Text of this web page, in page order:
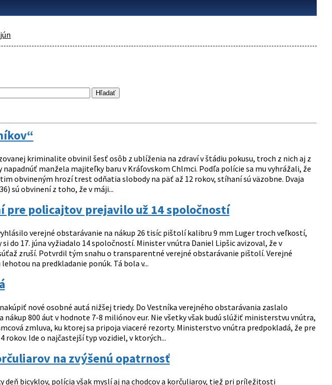
jún
kriminalite obvinil šesť osôb z ublíženia na zdraví v štádiu pokusu, troch z nich aj z
manžela majiteľky baru v Kráľovskom Chlmci. Podľa polície sa mu vyhrážali, že
obvineným hrozí trest odňatia slobody na päť až 12 rokov, stíhaní sú väzobne. Dvaja
sú obvinení z toho, že v máji...
pre policajtov prejavilo už 14 spoločností
verejné obstarávanie na nákup 26 tisíc pištolí kalibru 9 mm Luger troch veľkostí,
do 17. júna vyžiadalo 14 spoločností. Minister vnútra Daniel Lipšic avizoval, že v
zruší. Potvrdil tým snahu o transparentné verejné obstarávanie pištolí. Verejné
na predkladanie ponúk. Tá bola v...
nové osobné autá nižšej triedy. Do Vestníka verejného obstarávania zaslalo
800 áut v hodnote 7-8 miliónov eur. Nie všetky však budú slúžiť ministerstvu vnútra,
zmluva, ku ktorej sa pripoja viaceré rezorty. Ministerstvo vnútra predpokladá, že pre
Ide o najčastejší typ vozidiel, v ktorých...
na zvýšenú opatrnosť
deň bicyklov, polícia však myslí aj na chodcov a korčuliarov, tiež pri príležitosti